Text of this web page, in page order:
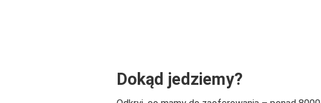
Dokąd jedziemy?